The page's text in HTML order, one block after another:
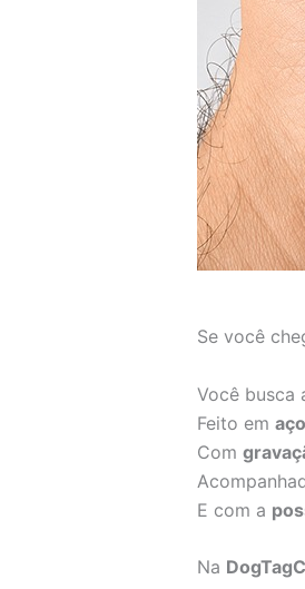
Se você
Você busca
Feito em
Com
E com a
Na